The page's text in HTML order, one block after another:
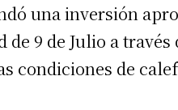
gratis
una inversión
9 de Julio a través
condiciones de